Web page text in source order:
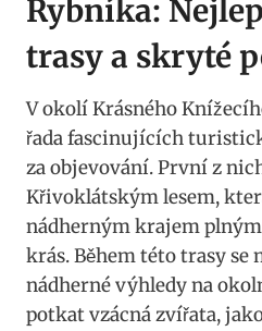
Rybníka:
trasy a skryté
V okolí Krásného
řada fascinujících
za objevování. První z
Křivoklátským lesem,
nádherným krajem
krás. Během této trasy se
nádherné výhledy na
potkat vzácná zvířata,